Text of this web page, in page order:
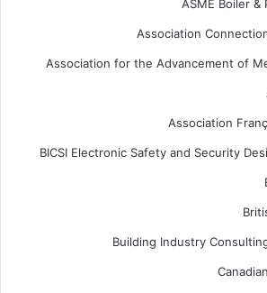
ASME Boiler &
Association
Association for the Advancement of
Association
BICSI Electronic Safety and Security
Building Industry